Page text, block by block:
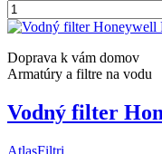
Doprava k vám domov
Armatúry a filtre na vodu
Vodný filter
AtlasFiltri